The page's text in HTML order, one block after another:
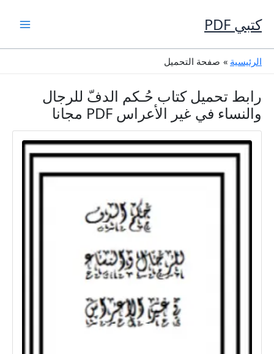
إلى
المحتوى
كتبي PDF
الرئيسية صفحة التحميل
رابط تحميل كتاب حُـكم الدفّ للرجال
والنساء في غير الأعراس PDF مجانا